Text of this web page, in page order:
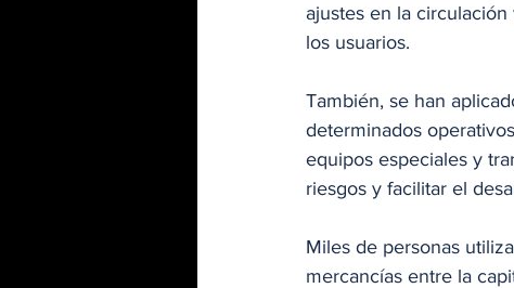
ajustes en la
los usuarios.
También, se han
determinados
equipos especiales y
riesgos y facilitar el
Miles de personas
mercancías entre la